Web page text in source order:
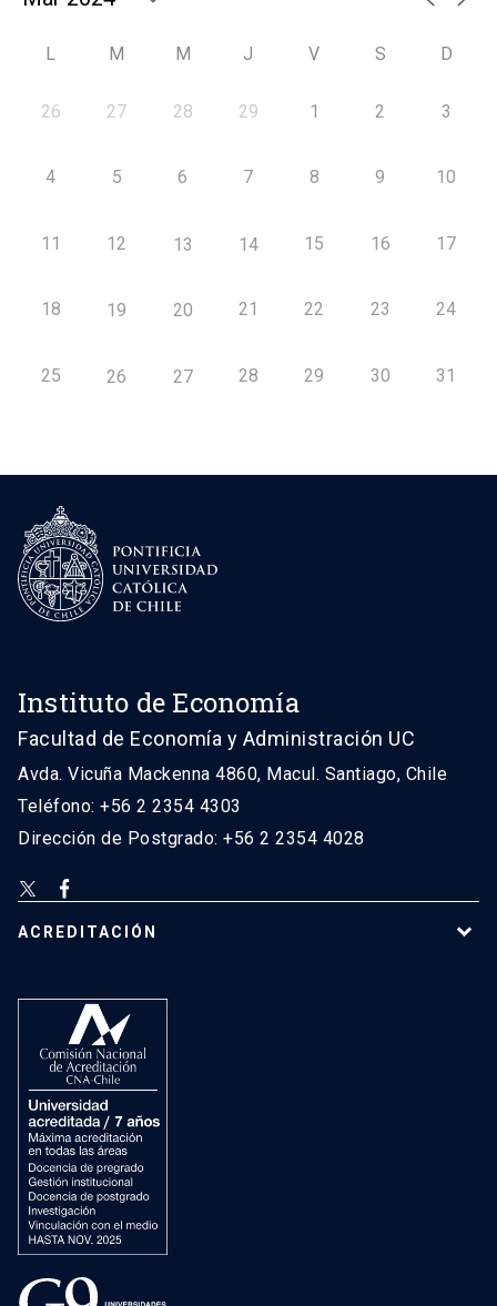
L M M J V S D
26 27 28 29 1 2 3
4 5 6 7 8 9 10
11 12 13 14 15 16 17
18 19 20 21 22 23 24
25 26 27 28 29 30 31
Instituto de Economía
Facultad de Economía y Administración UC
Avda. Vicuña Mackenna 4860, Macul. Santiago, Chile
Teléfono: +56 2 2354 4303
Dirección de Postgrado: +56 2 2354 4028
ACREDITACIÓN